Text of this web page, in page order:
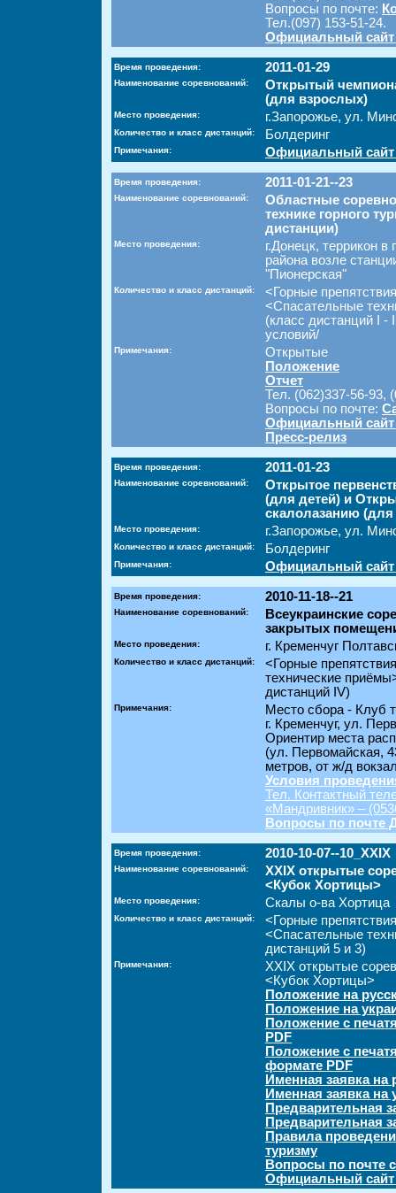
Вопросы по почте:
Тел.(097) 153-51-24.
Официальный сайт
Время проведения: 2011-01-29
Наименование соревнований:
Открытый
(для взрослых)
Место проведения: г.Запорожье, ул.
Количество и класс дистанций: Болдеринг
Примечания: Официальный сайт
Время проведения: 2011-01-21--23
Наименование соревнований:
Областные
технике горного
дистанции)
Место проведения:
г.Донецк, террикон
района возле
"Пионерская"
Количество и класс дистанций:
<Горные
<Спасательные
(класс дистанций I -
условий/
Примечания:
Открытые
Положение
Отчет
Тел. (062)337-56-93,
Вопросы по почте:
Официальный сайт
Пресс-релиз
Время проведения: 2011-01-23
Наименование соревнований:
Открытое
(для детей) и
скалолазанию
Место проведения: г.Запорожье, ул.
Количество и класс дистанций: Болдеринг
Примечания: Официальный сайт
Время проведения: 2010-11-18--21
Наименование соревнований:
Всеукраинские
закрытых
Место проведения: г. Кременчуг
Количество и класс дистанций:
<Горные
технические
дистанций IV)
Примечания:
Место сбора - Клуб
г. Кременчуг, ул.
Ориентир места
(ул. Первомайская,
метров, от ж/д
Условия
Тел. Контактный
«Мандривник» –
Вопросы по почте
Время проведения: 2010-10-07--10_XXIX
Наименование соревнований:
XXIX открытые
<Кубок Хортицы>
Место проведения: Скалы о-ва Хортица
Количество и класс дистанций:
<Горные
<Спасательные
дистанций 5 и 3)
Примечания:
XXIX открытые
<Кубок Хортицы>
Положение на
Положение на
Положение с
PDF
Положение с
формате PDF
Именная заявка на
Именная заявка на
Предварительная
Предварительная
Правила
туризму
Вопросы по почте
Официальный сайт